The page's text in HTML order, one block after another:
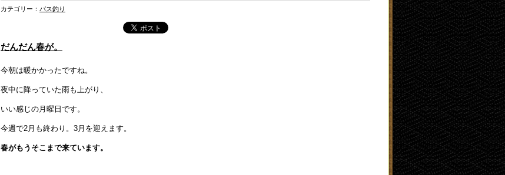
カテゴリー： バス釣り
だんだん春が。
今朝は暖かかったですね。
夜中に降っていた雨も上がり、
いい感じの月曜日です。
今週で2月も終わり。3月を迎えます。
春がもうそこまで来ています。